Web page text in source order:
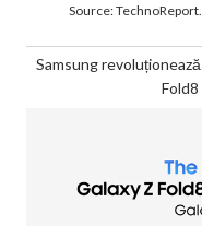
Source:
Samsung
Fold8